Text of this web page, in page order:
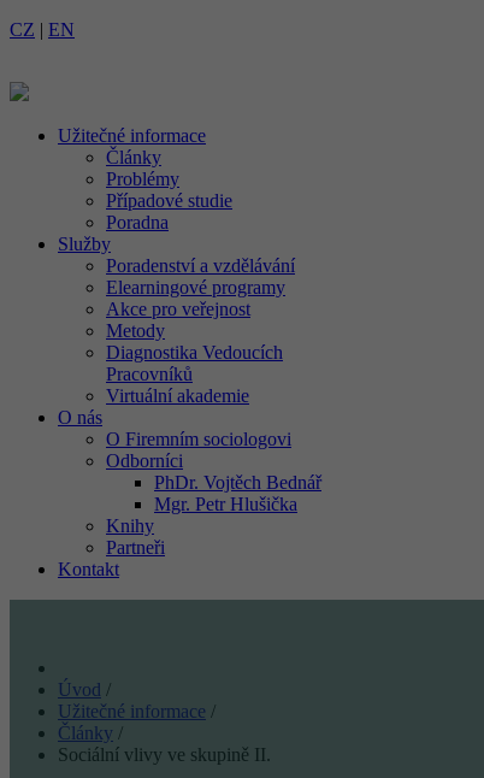
CZ | EN
Užitečné informace
Články
Problémy
Případové studie
Poradna
Služby
Poradenství a vzdělávání
Elearningové programy
Akce pro veřejnost
Metody
Diagnostika Vedoucích
Pracovníků
Virtuální akademie
O nás
O Firemním sociologovi
Odborníci
PhDr. Vojtěch Bednář
Mgr. Petr Hlušička
Knihy
Partneři
Kontakt
Úvod /
Užitečné informace /
Články /
Sociální vlivy ve skupině II.